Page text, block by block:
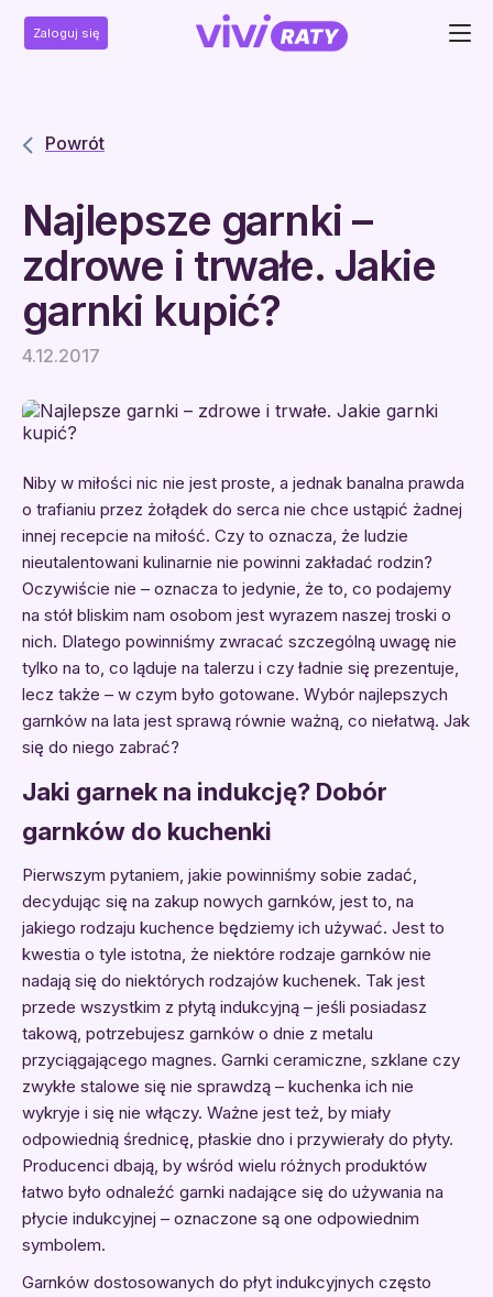
Zaloguj się
Powrót
Najlepsze garnki –
zdrowe i trwałe. Jakie
garnki kupić?
4.12.2017
Niby w miłości nic nie jest proste, a jednak banalna prawda
o trafianiu przez żołądek do serca nie chce ustąpić żadnej
innej recepcie na miłość. Czy to oznacza, że ludzie
nieutalentowani kulinarnie nie powinni zakładać rodzin?
Oczywiście nie – oznacza to jedynie, że to, co podajemy
na stół bliskim nam osobom jest wyrazem naszej troski o
nich. Dlatego powinniśmy zwracać szczególną uwagę nie
tylko na to, co ląduje na talerzu i czy ładnie się prezentuje,
lecz także – w czym było gotowane. Wybór najlepszych
garnków na lata jest sprawą równie ważną, co niełatwą. Jak
się do niego zabrać?
Jaki garnek na indukcję? Dobór
garnków do kuchenki
Pierwszym pytaniem, jakie powinniśmy sobie zadać,
decydując się na zakup nowych garnków, jest to, na
jakiego rodzaju kuchence będziemy ich używać. Jest to
kwestia o tyle istotna, że niektóre rodzaje garnków nie
nadają się do niektórych rodzajów kuchenek. Tak jest
przede wszystkim z płytą indukcyjną – jeśli posiadasz
takową, potrzebujesz garnków o dnie z metalu
przyciągającego magnes. Garnki ceramiczne, szklane czy
zwykłe stalowe się nie sprawdzą – kuchenka ich nie
wykryje i się nie włączy. Ważne jest też, by miały
odpowiednią średnicę, płaskie dno i przywierały do płyty.
Producenci dbają, by wśród wielu różnych produktów
łatwo było odnaleźć garnki nadające się do używania na
płycie indukcyjnej – oznaczone są one odpowiednim
symbolem.
Garnków dostosowanych do płyt indukcyjnych często